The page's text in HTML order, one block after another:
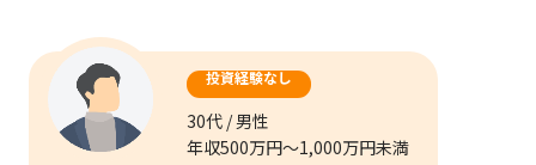
投資経験なし
30代 / 男性
年収500万円～1,000万円未満